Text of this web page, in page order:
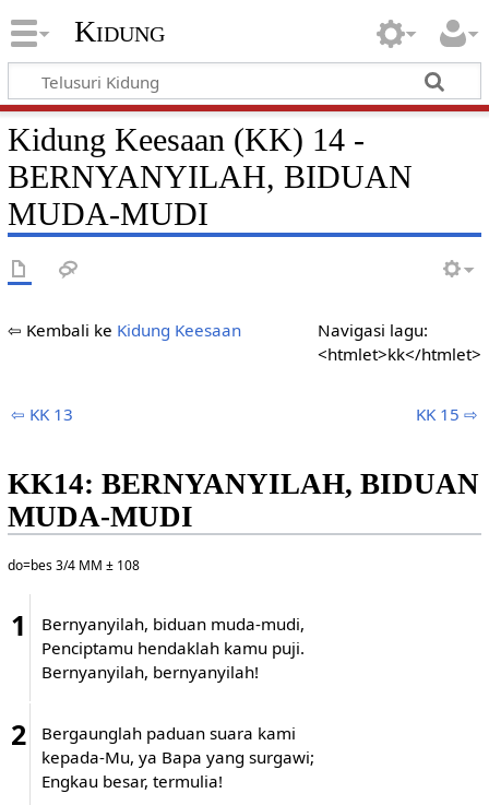
Kidung
Kidung Keesaan (KK) 14 -
BERNYANYILAH, BIDUAN
MUDA-MUDI
Navigasi lagu:
<htmlet>kk</htmlet>
⇦ Kembali ke Kidung Keesaan
⇦ KK 13 KK 15 ⇨
KK14: BERNYANYILAH, BIDUAN
MUDA-MUDI
do=bes 3/4 MM ± 108
1
Bernyanyilah, biduan muda-mudi,
Penciptamu hendaklah kamu puji.
Bernyanyilah, bernyanyilah!
2
Bergaunglah paduan suara kami
kepada-Mu, ya Bapa yang surgawi;
Engkau besar, termulia!